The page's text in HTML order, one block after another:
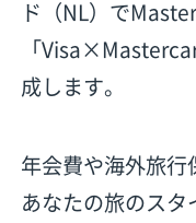
ド（NL）で
「
成します。
年会費や海外旅行
あなたの旅のス